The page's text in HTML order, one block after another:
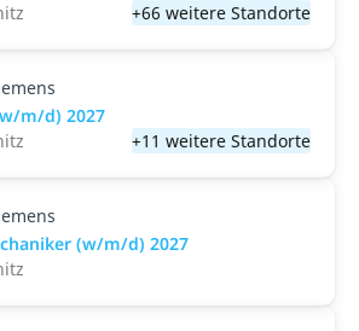
+66 weitere Standorte
m/d) 2027
+11 weitere Standorte
(w/m/d) 2027